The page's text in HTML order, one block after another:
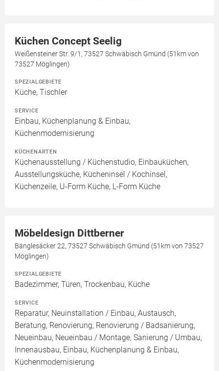
Küchen Concept Seelig
Weißensteiner Str. 9/1, 73527 Schwäbisch Gmünd (51km von
73527 Möglingen)
SPEZIALGEBIETE
Küche, Tischler
SERVICE
Einbau, Küchenplanung & Einbau,
Küchenmodernisierung
KÜCHENARTEN
Küchenausstellung / Küchenstudio, Einbauküchen,
Ausstellungsküche, Kücheninsel / Kochinsel,
Küchenzeile, U-Form Küche, L-Form Küche
Möbeldesign Dittberner
Bänglesäcker 22, 73527 Schwäbisch Gmünd (51km von 73527
Möglingen)
SPEZIALGEBIETE
Badezimmer, Türen, Trockenbau, Küche
SERVICE
Reparatur, Neuinstallation / Einbau, Austausch,
Beratung, Renovierung, Renovierung / Badsanierung,
Neueinbau, Neueinbau / Montage, Sanierung / Umbau,
Innenausbau, Einbau, Küchenplanung & Einbau,
Küchenmodernisierung